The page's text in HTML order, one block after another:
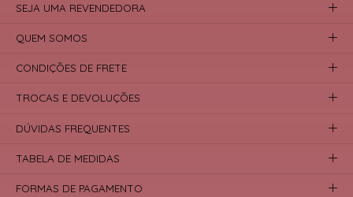
SEJA UMA REVENDEDORA
QUEM SOMOS
CONDIÇÕES DE FRETE
TROCAS E DEVOLUÇÕES
DÚVIDAS FREQUENTES
TABELA DE MEDIDAS
FORMAS DE PAGAMENTO